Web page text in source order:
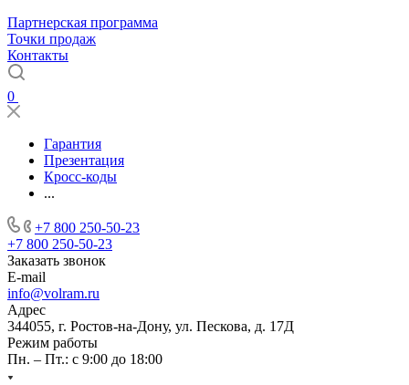
Партнерская программа
Точки продаж
Контакты
0
Гарантия
Презентация
Кросс-коды
...
+7 800 250-50-23
+7 800 250-50-23
Заказать звонок
E-mail
info@volram.ru
Адрес
344055, г. Ростов-на-Дону, ул. Пескова, д. 17Д
Режим работы
Пн. – Пт.: с 9:00 до 18:00